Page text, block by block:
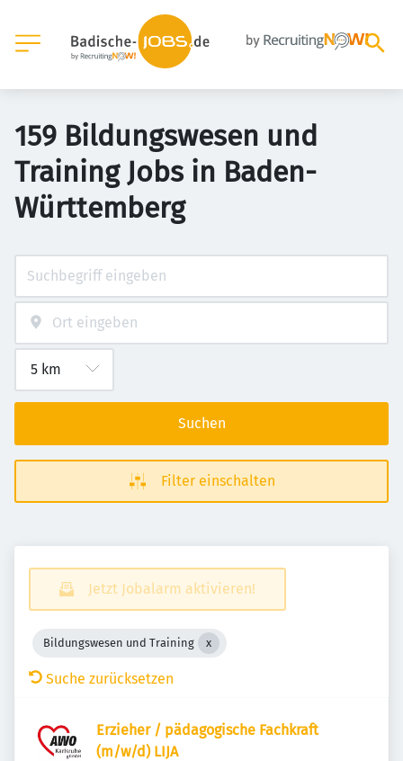
159 Bildungswesen und
Training Jobs in Baden-
Württemberg
Suchen
Filter einschalten
Jetzt Jobalarm aktivieren!
Bildungswesen und Training
Suche zurücksetzen
Erzieher / pädagogische Fachkraft
(m/w/d) LIJA